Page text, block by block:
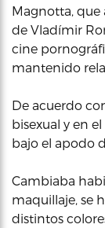
Magnotta,
de Vladímir
cine
mantenido
De acuerdo
bisexual y en
bajo el apodo
Cambiaba
maquillaje, se
distintos